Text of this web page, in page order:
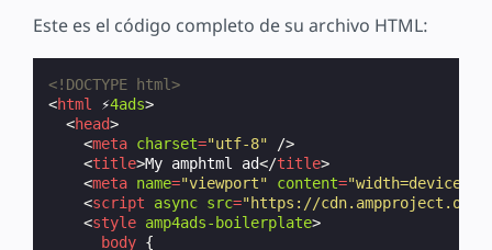
Este es el código completo de su archivo HTML:
<!DOCTYPE html>
<html ⚡4ads>
<head>
<meta charset="utf-8"
/>
<title>My amphtml ad</title>
<meta name="viewport" content="width=device-
<script async src="https://cdn.ampproject.org/
<style amp4ads-boilerplate>
body {